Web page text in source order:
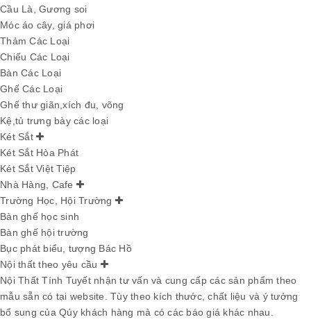
Cầu Là, Gương soi
Móc áo cây, giá phơi
Thảm Các Loại
Chiếu Các Loại
Bàn Các Loại
Ghế Các Loại
Ghế thư giãn,xích đu, võng
Kệ,tủ trưng bày các loại
Két Sắt
Két Sắt Hòa Phát
Két Sắt Việt Tiệp
Nhà Hàng, Cafe
Trường Học, Hội Trường
Bàn ghế học sinh
Bàn ghế hội trường
Bục phát biểu, tượng Bác Hồ
Nội thất theo yêu cầu
Nội Thất Tính Tuyết nhận tư vấn và cung cấp các sản phẩm theo
mẫu sẵn có tại website. Tùy theo kích thước, chất liệu và ý tưởng
bổ sung của Qúy khách hàng mà có các báo giá khác nhau.